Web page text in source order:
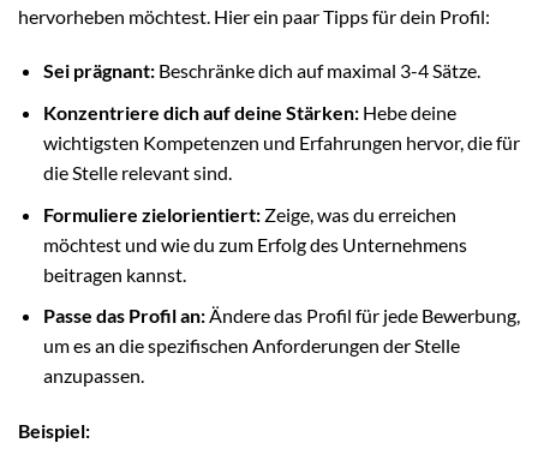
hervorheben möchtest. Hier ein paar Tipps für dein Profil:
Sei prägnant:Beschränke dich auf maximal 3-4 Sätze.
Konzentriere dich auf deine Stärken:Hebe deine
wichtigsten Kompetenzen und Erfahrungen hervor, die für
die Stelle relevant sind.
Formuliere zielorientiert:Zeige, was du erreichen
möchtest und wie du zum Erfolg des Unternehmens
beitragen kannst.
Passe das Profil an:Ändere das Profil für jede Bewerbung,
um es an die spezifischen Anforderungen der Stelle
anzupassen.
Beispiel: